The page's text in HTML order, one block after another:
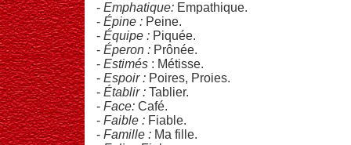
- Emphatique: Empathique.
- Épine : Peine.
- Équipe : Piquée.
- Éperon : Prônée.
- Estimés : Métisse.
- Espoir : Poires, Proies.
- Établir : Tablier.
- Face: Café.
- Faible : Fiable.
- Famille : Ma fille.